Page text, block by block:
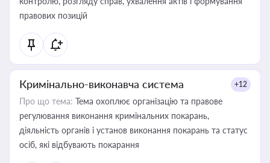
правових позицій
Кримінально-виконавча система +12
Про що тема: Тема охоплює організацію та правове
регулювання виконання кримінальних покарань,
діяльність органів і установ виконання покарань та статус
осіб, які відбувають покарання